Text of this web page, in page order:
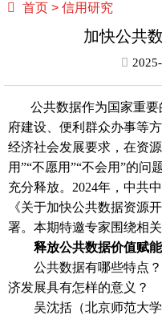
首页> 信用研究
加快公共
公共数据作为国家重
府建设、便利群众办事等
经济社会发展要求，在资
用”“不愿用”“不会用”的问
充分释放。2024年，中共
《关于加快公共数据资源
署。本期特邀专家围绕相关
释放公共数据价值赋
公共数据有哪些特点？
济发展具有怎样的意义？
吴沈括（北京师范大学